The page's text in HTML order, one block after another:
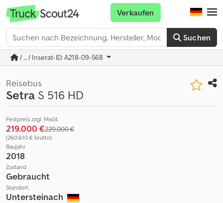
Suchen
Verkaufen
/ ... / Inserat-ID: A218-09-568
Reisebus
Setra S 516 HD
Festpreis zzgl. MwSt.
219.000 €229.000 €
(260.610 € brutto)
Baujahr
2018
Zustand
Gebraucht
Standort
Untersteinach